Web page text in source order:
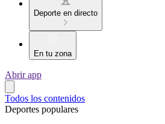
Deporte en directo
En tu zona
Abrir app
Todos los contenidos
Deportes populares